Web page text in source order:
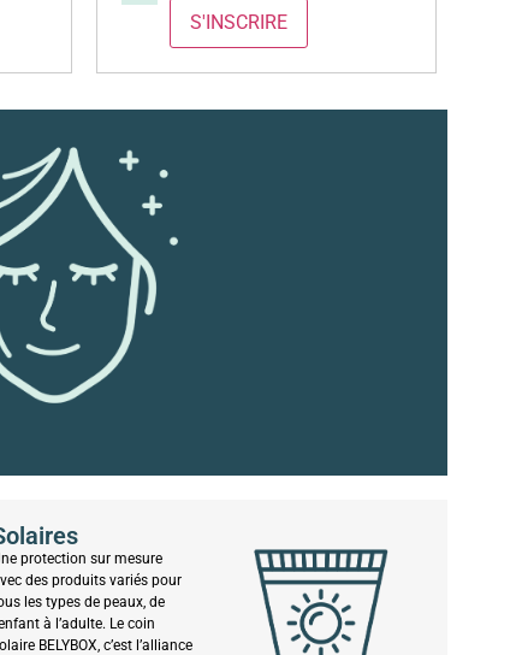
protection sur mesure
des produits variés pour
les types de peaux, de
à l’adulte. Le coin
BELYBOX, c’est l’alliance